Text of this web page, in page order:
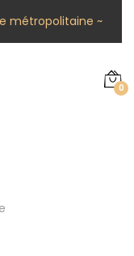
métropolitaine ~
0